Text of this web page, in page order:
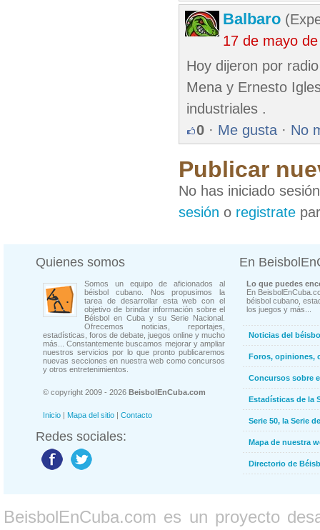
Balbaro
17 de mayo
Hoy dijeron por
Mena y Ernesto
industriales .
0 · Me gusta · No
Publicar
No has iniciado
sesión o registrate
Quienes somos
Somos un equipo de aficionados al
béisbol cubano. Nos propusimos la
tarea de desarrollar esta web con el
objetivo de brindar información sobre el
Béisbol en Cuba y su Serie Nacional.
Ofrecemos noticias, reportajes,
estadísticas, foros de debate, juegos online y mucho
más... Constantemente buscamos mejorar y ampliar
nuestros servicios por lo que pronto publicaremos
nuevas secciones en nuestra web como concursos
y otros entretenimientos.
© copyright 2009 - 2026 BeisbolEnCuba.com
Inicio | Mapa del sitio | Contacto
Redes sociales:
En
Lo que puedes
En
béisbol cubano,
los juegos y más...
Noticias del
Foros, opiniones,
Concursos sobre
Estadísticas de la
Serie 50, la Serie
Mapa de nuestra
Directorio de
BeisbolEnCuba.com es un proyecto